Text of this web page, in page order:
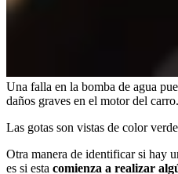
Una falla en la bomba de agua
daños graves en el motor del carro.
Las gotas son vistas de color
Otra manera de identificar si hay
es si esta comienza a realizar